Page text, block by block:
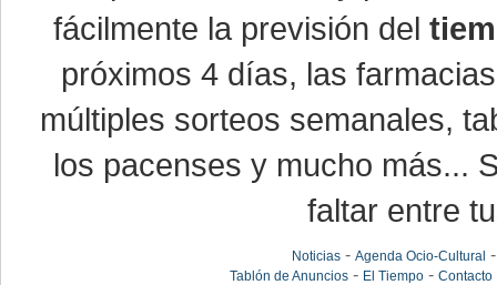
fácilmente la previsión del
próximos 4 días, las
múltiples sorteos semanales,
los pacenses y mucho más...
faltar entre
Noticias -Agenda Ocio-Cultural
Tablón de Anuncios - El Tiempo -Contacto